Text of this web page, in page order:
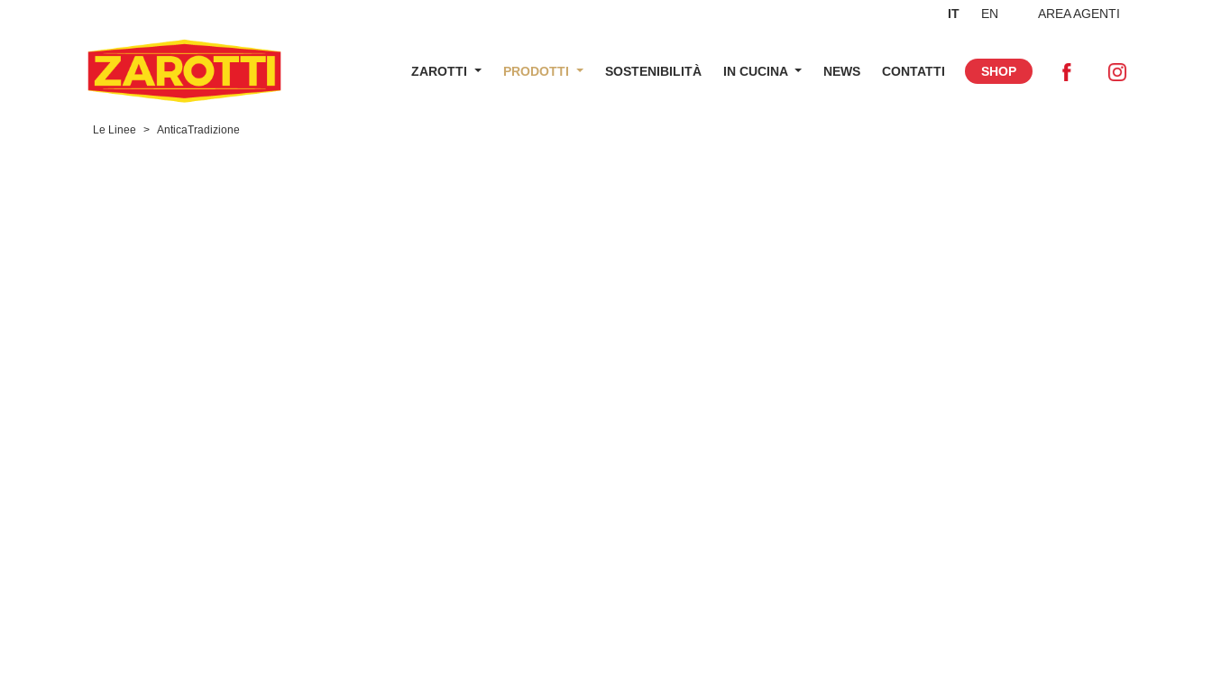
IT EN AREA AGENTI
ZAROTTI PRODOTTI SOSTENIBILITÀ IN CUCINA NEWS CONTATTI SHOP
Le Linee > AnticaTradizione